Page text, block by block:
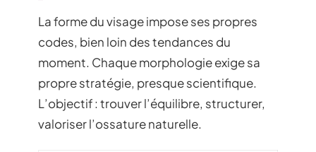
La forme du visage impose ses propres
codes, bien loin des tendances du
moment. Chaque morphologie exige sa
propre stratégie, presque scientifique.
L’objectif : trouver l’équilibre, structurer,
valoriser l’ossature naturelle.